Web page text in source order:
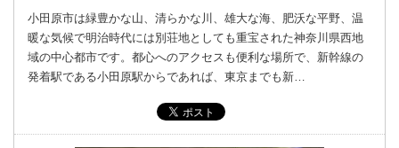
小田原市は緑豊かな山、清らかな川、雄大な海、肥沃な平野、温
暖な気候で明治時代には別荘地としても重宝された神奈川県西地
域の中心都市です。都心へのアクセスも便利な場所で、新幹線の
発着駅である小田原駅からであれば、東京までも新…